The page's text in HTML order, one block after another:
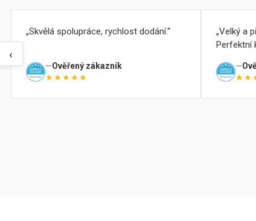
‹
Skvělá spolupráce, rychlost dodání.
Ověřený zákazník
★★★★★
Velký a
Perfektní